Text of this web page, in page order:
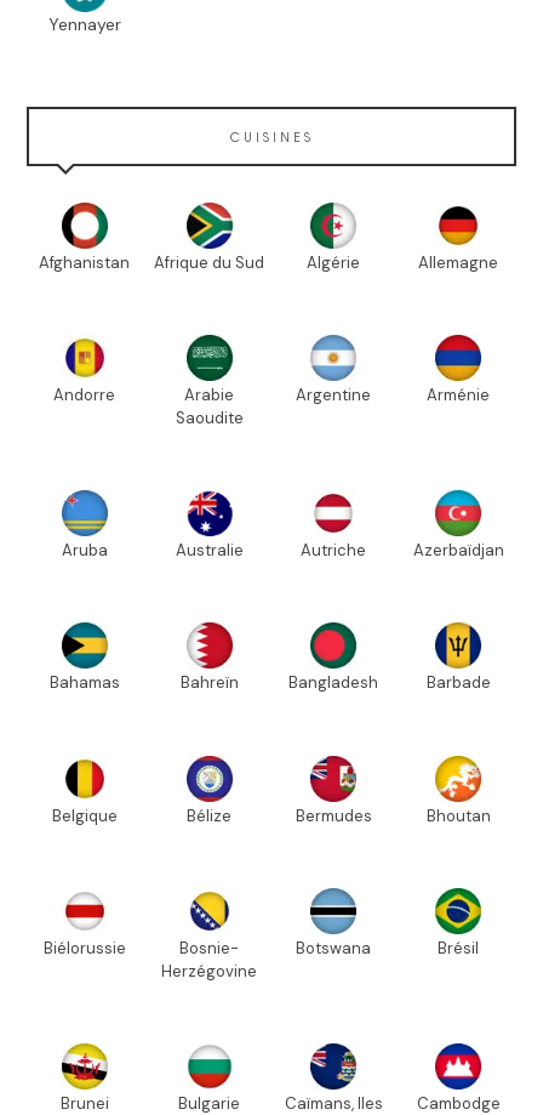
Yennayer
CUISINES
Afghanistan Afrique du Sud Algérie Allemagne
Andorre
Arabie
Saoudite
Argentine Arménie
Aruba Australie Autriche Azerbaïdjan
Bahamas Bahreïn Bangladesh Barbade
Belgique Bélize Bermudes Bhoutan
Biélorussie
Bosnie-
Herzégovine
Botswana Brésil
Brunei Bulgarie Caïmans, Iles Cambodge